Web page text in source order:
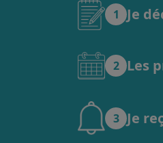
1 Je
2 Les
3 Je